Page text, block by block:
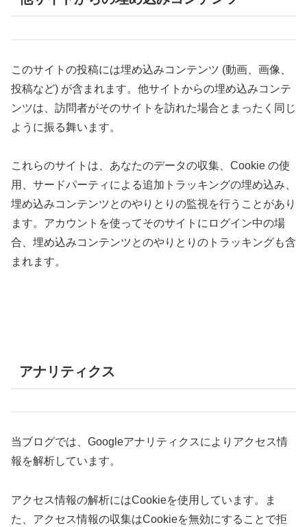
このサイトの投稿には埋め込みコンテンツ (動画、画像、
投稿など) が含まれます。他サイトからの埋め込みコンテ
ンツは、訪問者がそのサイトを訪れた場合とまったく同じ
ように振る舞います。
これらのサイトは、あなたのデータの収集、Cookie の使
用、サードパーティによる追加トラッキングの埋め込み、
埋め込みコンテンツとのやりとりの監視を行うことがあり
ます。アカウントを使ってそのサイトにログイン中の場
合、埋め込みコンテンツとのやりとりのトラッキングも含
まれます。
アナリティクス
当ブログでは、Googleアナリティクスによりアクセス情
報を解析しています。
アクセス情報の解析にはCookieを使用しています。ま
た、アクセス情報の収集はCookieを無効にすることで拒